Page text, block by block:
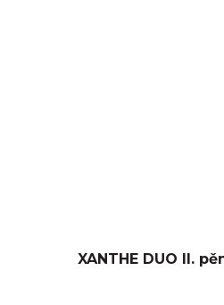
XANTHE DUO II.